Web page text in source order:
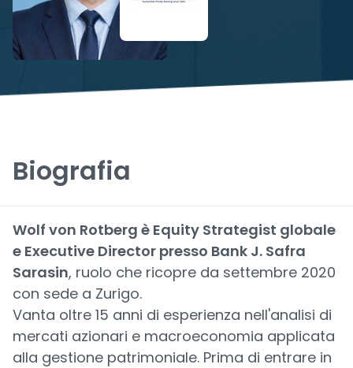
Biografia
Wolf von Rotberg è Equity Strategist globale
e Executive Director presso Bank J. Safra
Sarasin, ruolo che ricopre da settembre 2020
con sede a Zurigo.
Vanta oltre 15 anni di esperienza nell'analisi di
mercati azionari e macroeconomia applicata
alla gestione patrimoniale. Prima di entrare in